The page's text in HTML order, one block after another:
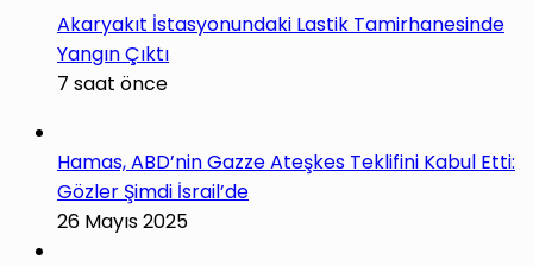
Akaryakıt İstasyonundaki Lastik Tamirhanesinde
Yangın Çıktı
7 saat önce
Hamas, ABD’nin Gazze Ateşkes Teklifini Kabul Etti:
Gözler Şimdi İsrail’de
26 Mayıs 2025